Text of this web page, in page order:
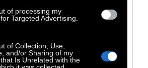
of processing my
Targeted Advertising.
of Collection, Use,
and/or Sharing of my
Is Unrelated with the
την διαίρεση των